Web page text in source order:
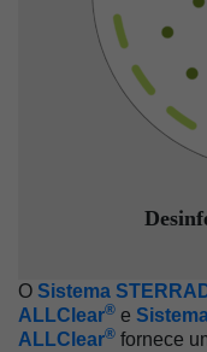
O Sistema
ALLClear® e
ALLClear® fornece